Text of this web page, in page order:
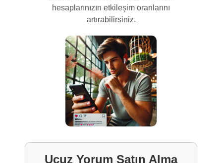
hesaplarınızın etkileşim oranlarını
artırabilirsiniz.
Ucuz Yorum Satın Alma